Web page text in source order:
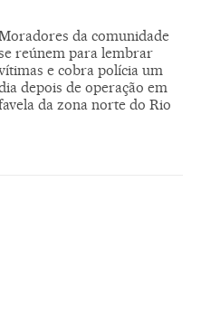
da comunidade
reúnem para lembrar
e cobra polícia um
depois de operação em
da zona norte do Rio